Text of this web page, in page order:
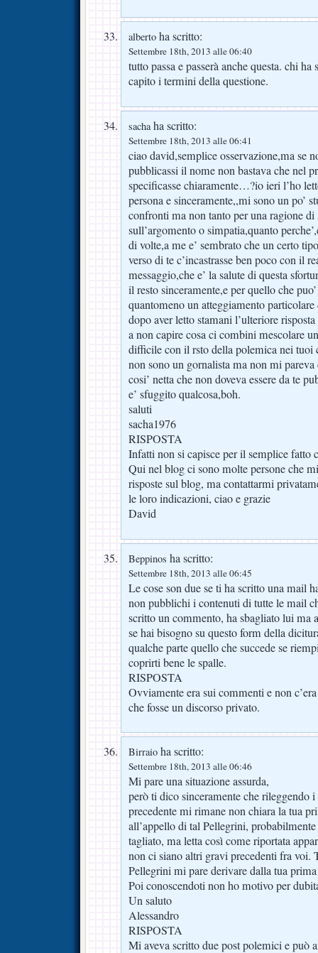
alberto ha scritto:
Settembre 18th, 2013 alle 06:40
tutto passa e passerà anche questa. chi
capito i termini della questione.
sachaha scritto:
Settembre 18th, 2013 alle 06:41
ciao david,semplice osservazione,ma se
pubblicassi il nome non bastava che nel
specificasse chiaramente…?io ieri l’ho
persona e sinceramente,,mi sono un po’
confronti ma non tanto per una ragione di
sull’argomento o simpatia,quanto
di volte,a me e’ sembrato che un certo
verso di te c’incastrasse ben poco con il
messaggio,che e’ la salute di questa
il resto sinceramente,e per quello che
quantomeno un atteggiamento
dopo aver letto stamani l’ulteriore
a non capire cosa ci combini mescolare
difficile con il rsto della polemica nei tuoi
non sono un gornalista ma non mi
cosi’ netta che non doveva essere da te
e’ sfuggito qualcosa,boh.
saluti
sacha1976
RISPOSTA
Infatti non si capisce per il semplice fatto
Qui nel blog ci sono molte persone che
risposte sul blog, ma contattarmi
le loro indicazioni, ciao e grazie
David
Beppinos ha scritto:
Settembre 18th, 2013 alle 06:45
Le cose son due se ti ha scritto una mail
non pubblichi i contenuti di tutte le mail
scritto un commento, ha sbagliato lui ma
se hai bisogno su questo form della
qualche parte quello che succede se
coprirti bene le spalle.
RISPOSTA
Ovviamente era sui commenti e non
che fosse un discorso privato.
Birraio ha scritto:
Settembre 18th, 2013 alle 06:46
Mi pare una situazione assurda,
però ti dico sinceramente che rileggendo
precedente mi rimane non chiara la tua
all’appello di tal Pellegrini,
tagliato, ma letta così come riportata
non ci siano altri gravi precedenti fra voi.
Pellegrini mi pare derivare dalla tua
Poi conoscendoti non ho motivo per
Un saluto
Alessandro
RISPOSTA
Mi aveva scritto due post polemici e può